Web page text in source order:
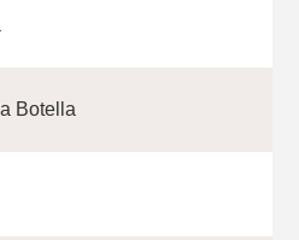
Botella